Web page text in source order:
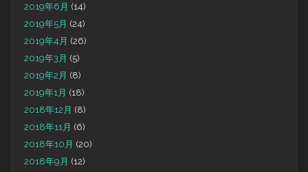
2019年6月 (14)
2019年5月 (24)
2019年4月 (26)
2019年3月 (5)
2019年2月 (8)
2019年1月 (18)
2018年12月 (8)
2018年11月 (6)
2018年10月 (20)
2018年9月 (12)